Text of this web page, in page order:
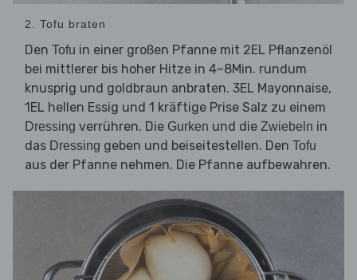
2. Tofu braten
Den Tofu in einer großen Pfanne mit 2EL Pflanzenöl
bei mittlerer bis hoher Hitze in 4–8Min. rundum
knusprig und goldbraun anbraten. 3EL Mayonnaise,
1EL hellen Essig und 1 kräftige Prise Salz zu einem
Dressing verrühren. Die Gurken und die Zwiebeln in
das Dressing geben und beiseitestellen. Den Tofu
aus der Pfanne nehmen. Die Pfanne aufbewahren.